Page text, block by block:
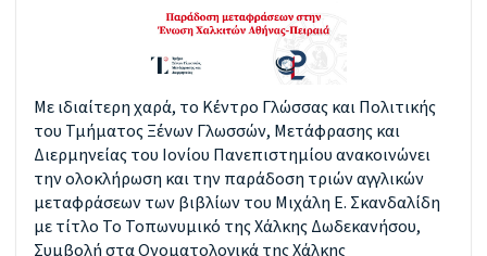
Με ιδιαίτερη χαρά, το Κέντρο Γλώσσας και Πολιτικής
του Τμήματος Ξένων Γλωσσών, Μετάφρασης και
Διερμηνείας του Ιονίου Πανεπιστημίου ανακοινώνει
την ολοκλήρωση και την παράδοση τριών αγγλικών
μεταφράσεων των βιβλίων του Μιχάλη Ε. Σκανδαλίδη
με τίτλο Το Τοπωνυμικό της Χάλκης Δωδεκανήσου,
Συμβολή στα Ονοματολογικά της Χάλκης